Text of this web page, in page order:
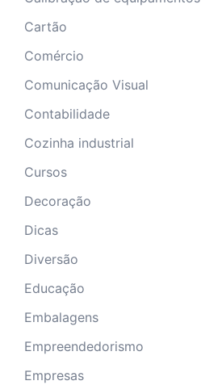
Cartão
Comércio
Comunicação Visual
Contabilidade
Cozinha industrial
Cursos
Decoração
Dicas
Diversão
Educação
Embalagens
Empreendedorismo
Empresas